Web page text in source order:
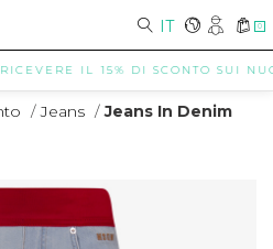
IT 0
IL 15% DI SCONTO SUI
/ Jeans / Jeans In Denim